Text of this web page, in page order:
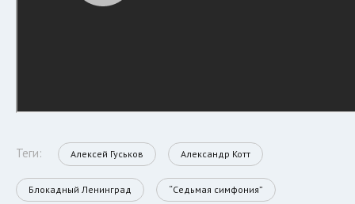
Теги: Алексей Гуськов Александр Котт
Блокадный Ленинград “Седьмая симфония”